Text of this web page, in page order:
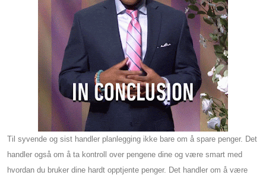
Til syvende og sist handler planlegging ikke bare om å spare penger. Det
handler også om å ta kontroll over pengene dine og være smart med
hvordan du bruker dine hardt opptjente penger. Det handler om å være